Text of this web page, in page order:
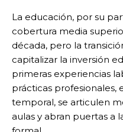
La educación, por su
cobertura media
década, pero la
capitalizar la inversión
primeras experiencias
prácticas profesionales,
temporal, se articulen
aulas y abran puertas a